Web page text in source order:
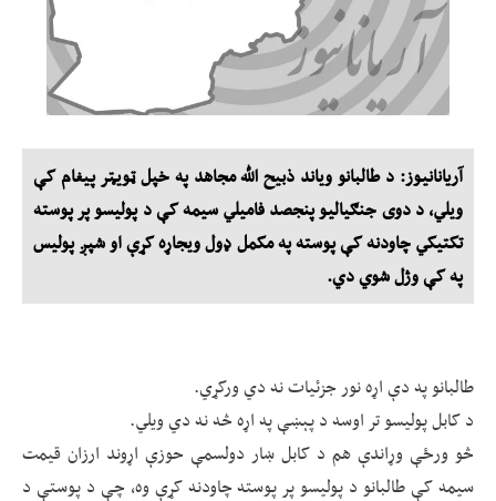
آریانانیوز: د طالبانو وياند ذبيح الله مجاهد په خپل ټويټر پيغام کې
ويلي، د دوی جنګياليو پنجصد فاميلي سيمه کې د پوليسو پر پوسته
تکتيکي چاودنه کې پوسته په مکمل ډول ويجاړه کړې او شپږ پوليس
په کې وژل شوي دي.
طالبانو په دې اړه نور جزئيات نه دي ورکړي.
د کابل پوليسو تر اوسه د پېښې په اړه څه نه دي ویلي.
څو ورځې وړاندې هم د کابل ښار دولسمې حوزې اړوند ارزان قيمت
سيمه کې طالبانو د پوليسو پر پوسته چاودنه کړې وه، چې د پوستې د